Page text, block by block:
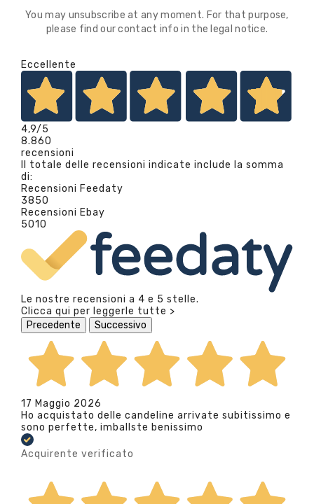
You may unsubscribe at any moment. For that purpose,
please find our contact info in the legal notice.
Eccellente
4,9/5
8.860
recensioni
Il totale delle recensioni indicate include la somma
di:
Recensioni Feedaty
3850
Recensioni Ebay
5010
Le nostre recensioni a 4 e 5 stelle.
Clicca qui per leggerle tutte >
Precedente
Successivo
17 Maggio 2026
Ho acquistato delle candeline arrivate subitissimo e
sono perfette, imballste benissimo
Acquirente verificato